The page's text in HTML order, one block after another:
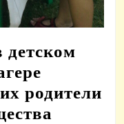
детском
родители